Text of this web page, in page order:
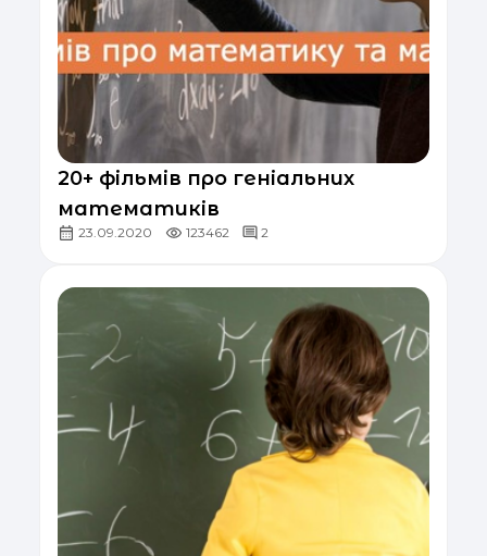
20+ фільмів про геніальних
математиків
23.09.2020 123462 2